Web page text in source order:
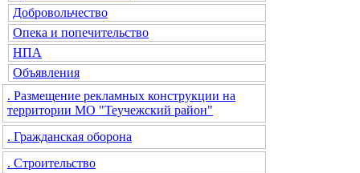
Добровольчество
Опека и попечительство
НПА
Объявления
. Размещение рекламных конструкции на
территории МО "Теучежский район"
. Гражданская оборона
. Строительство